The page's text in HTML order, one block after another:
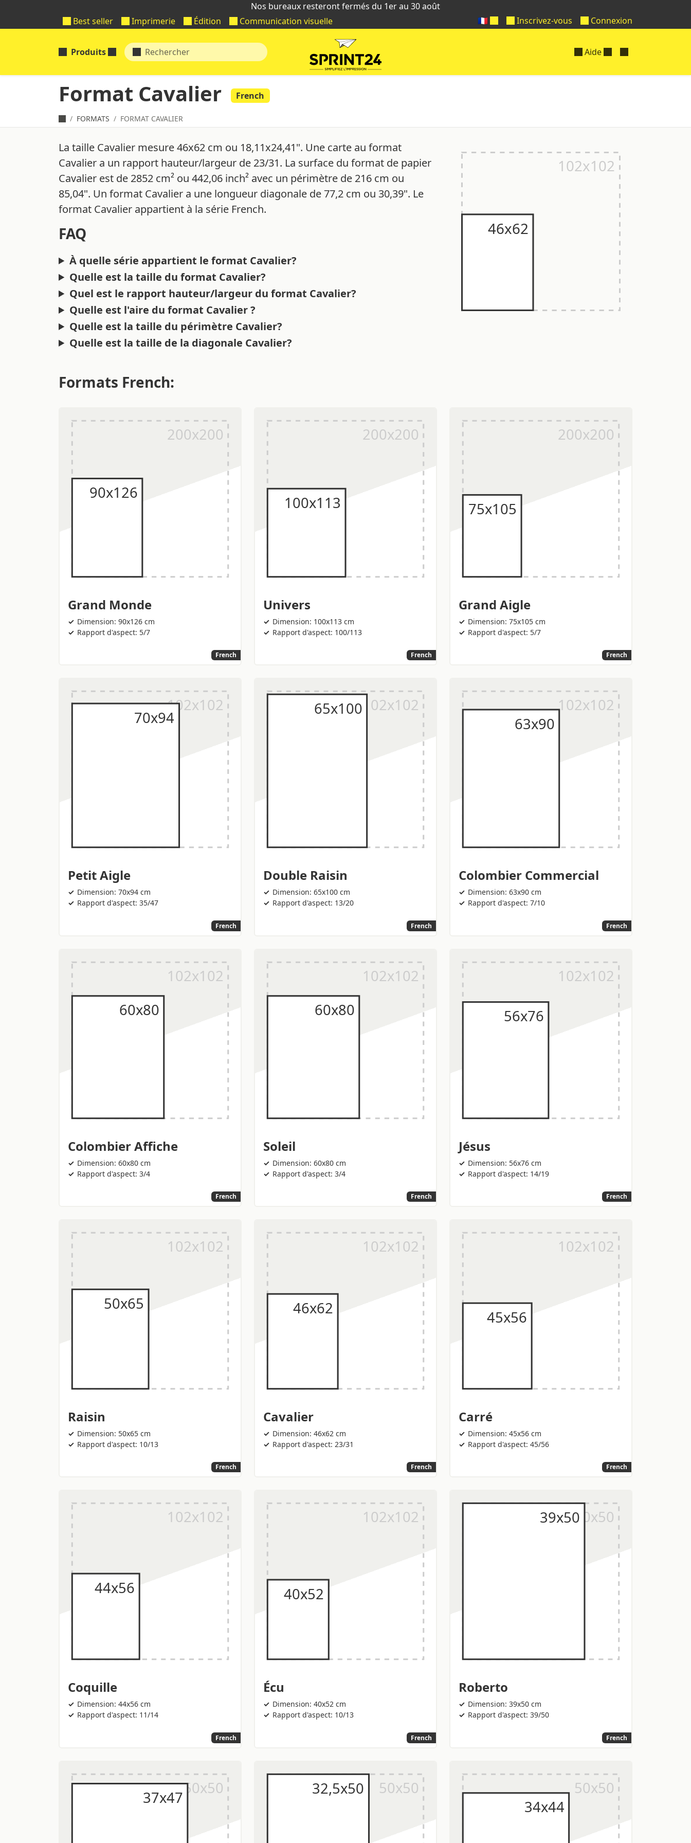
Nos bureaux resteront fermés du 1er au 30 août
Best seller
Imprimerie Édition Communication visuelle Inscrivez-vous Connexion
🇫🇷
Produits Aide
Format Cavalier French
FORMATS FORMAT CAVALIER
La taille Cavalier mesure 46x62 cm ou 18,11x24,41". Une carte au format
Cavalier a un rapport hauteur/largeur de 23/31. La surface du format de papier
Cavalier est de 2852 cm² ou 442,06 inch² avec un périmètre de 216 cm ou
85,04". Un format Cavalier a une longueur diagonale de 77,2 cm ou 30,39". Le
format Cavalier appartient à la série French.
FAQ
À quelle série appartient le format Cavalier?
Quelle est la taille du format Cavalier?
Quel est le rapport hauteur/largeur du format Cavalier?
Quelle est l'aire du format Cavalier ?
Quelle est la taille du périmètre Cavalier?
Quelle est la taille de la diagonale Cavalier?
Formats French:
Grand Monde
Dimension: 90x126 cm
Rapport d'aspect: 5/7
French
Univers
Dimension: 100x113 cm
Rapport d'aspect: 100/113
French
Grand Aigle
Dimension: 75x105 cm
Rapport d'aspect: 5/7
French
Petit Aigle
Dimension: 70x94 cm
Rapport d'aspect: 35/47
French
Double Raisin
Dimension: 65x100 cm
Rapport d'aspect: 13/20
French
Colombier Commercial
Dimension: 63x90 cm
Rapport d'aspect: 7/10
French
Colombier Affiche
Dimension: 60x80 cm
Rapport d'aspect: 3/4
French
Soleil
Dimension: 60x80 cm
Rapport d'aspect: 3/4
French
Jésus
Dimension: 56x76 cm
Rapport d'aspect: 14/19
French
Raisin
Dimension: 50x65 cm
Rapport d'aspect: 10/13
French
Cavalier
Dimension: 46x62 cm
Rapport d'aspect: 23/31
French
Carré
Dimension: 45x56 cm
Rapport d'aspect: 45/56
French
Coquille
Dimension: 44x56 cm
Rapport d'aspect: 11/14
French
Écu
Dimension: 40x52 cm
Rapport d'aspect: 10/13
French
Roberto
Dimension: 39x50 cm
Rapport d'aspect: 39/50
French